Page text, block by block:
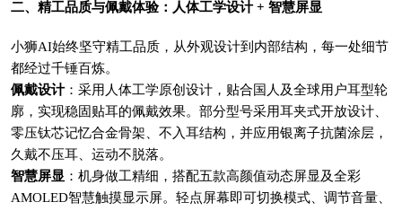
二、精工品质与佩戴体验：人体工学设计 + 智慧屏显
小狮AI始终坚守精工品质，从外观设计到内部结构，每一处细节
都经过千锤百炼。
佩戴设计：采用人体工学原创设计，贴合国人及全球用户耳型轮
廓，实现稳固贴耳的佩戴效果。部分型号采用耳夹式开放设计、
零压钛芯记忆合金骨架、不入耳结构，并应用银离子抗菌涂层，
久戴不压耳、运动不脱落。
智慧屏显 ：机身做工精细，搭配五款高颜值动态屏显及全彩
AMOLED智慧触摸显示屏。轻点屏幕即可切换模式、调节音量、